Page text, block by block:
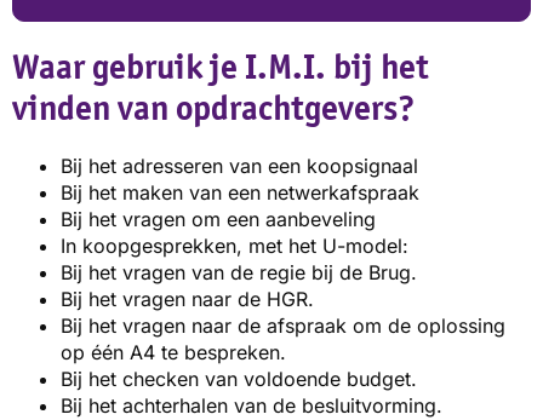
Waar gebruik je I.M.I. bij het
vinden van opdrachtgevers?
Bij het adresseren van een koopsignaal
Bij het maken van een netwerkafspraak
Bij het vragen om een aanbeveling
In koopgesprekken, met het U-model:
Bij het vragen van de regie bij de Brug.
Bij het vragen naar de HGR.
Bij het vragen naar de afspraak om de oplossing
op één A4 te bespreken.
Bij het checken van voldoende budget.
Bij het achterhalen van de besluitvorming.